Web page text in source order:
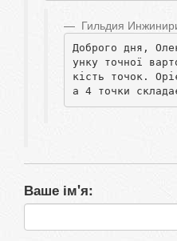
Гильдия
Доброго дня,
унку точної
кість точок.
а 4 точки
Ваше ім'я: